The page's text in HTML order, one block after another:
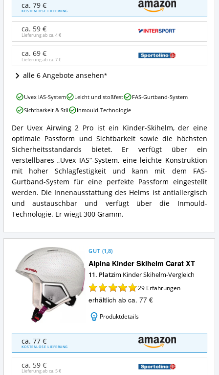
Airwing
2
Pro
Angebote:
Wo
dieser
Kinder
Skihelm
ca. 79 €
KOSTENLOSE LIEFERUNG
ca. 59 €
Lieferung ab ca.4 €
ca. 69 €
Lieferung ab ca.7 €
alle 6 Angebote ansehen
Uvex
Airwing
2
Pro
Zusammenfassung:
Was
bietet
dieser
Kinder
Skihelm?
Der Uvex Airwing 2 Pro ist ein Kinder-Skihelm, der eine
optimale Passform und Sichtbarkeit sowie die höchsten
Sicherheitsstandards bietet. Er verfügt über ein
verstellbares „Uvex IAS“-System, eine leichte Konstruktion
mit hoher Schlagfestigkeit und kann mit dem FAS-
Gurtband-System für eine perfekte Passform eingestellt
werden. Die Innenausstattung des Helms ist antiallergisch
und austauschbar und verfügt über die Inmould-
Technologie. Er wiegt 300 Gramm.
Uvex
Airwing
Vorteile:
Was
spricht
für
diesen
Kinder
Skihelm?
Uvex IAS-System Leicht und stoßfest
FAS-Gurtband-System
Sichtbarkeit & Stil
Inmould-Technologie
Alpina Kinder Skihelm Carat XT
GUT (1,8)
11. Platzim Kinder Skihelm-Vergleich
29 Erfahrungen
erhältlich ab ca. 77 €
Produktdetails
Alpina
Kinder
Skihelm
Carat
ca. 77 €
KOSTENLOSE LIEFERUNG
ca. 59 €
Lieferung ab ca.5 €